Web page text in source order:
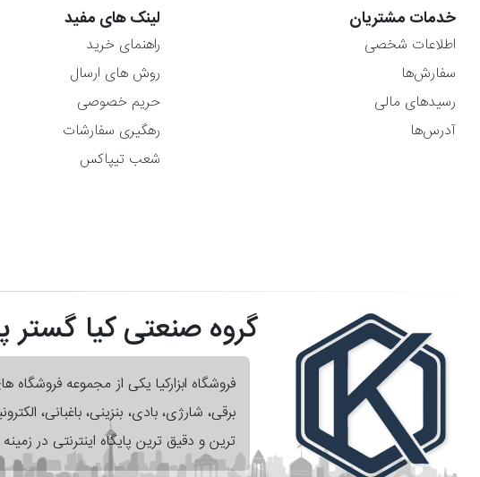
خدمات مشتریان
اطلاعات شخصی
سفارش‌ها
رسیدهای مالی
آدرس‌ها
لینک های مفید
راهنمای خرید
روش های ارسال
حریم خصوصی
رهگیری سفارشات
شعب تیپاکس
گروه صنعتی کیا گستر
فروشگاه ابزارکیا یکی از مجموعه
برقی، شارژی، بادی، بنزینی، باغبانی،
ترین و دقیق ترین پایگاه اینترنتی در